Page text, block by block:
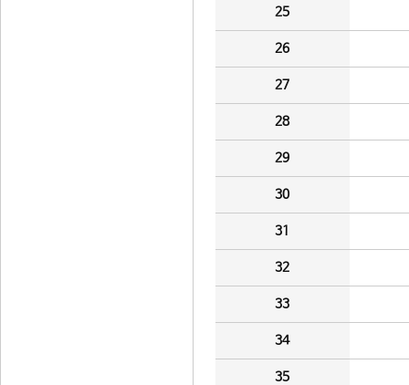
25
26
27
28
29
30
31
32
33
34
35